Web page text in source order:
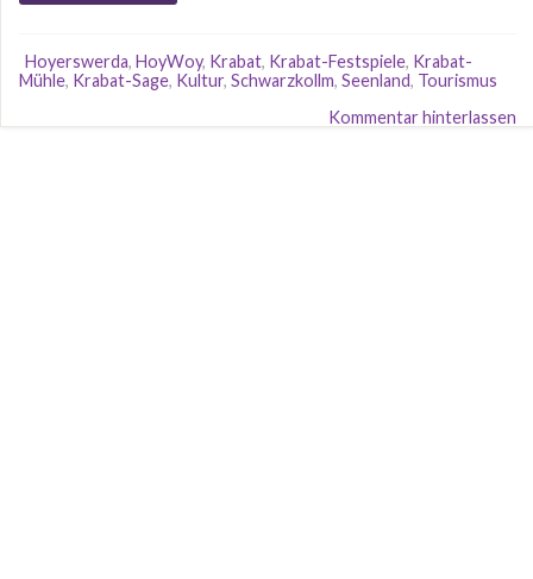
Hoyerswerda, HoyWoy, Krabat, Krabat-Festspiele, Krabat-
Mühle, Krabat-Sage, Kultur, Schwarzkollm, Seenland, Tourismus
Kommentar hinterlassen